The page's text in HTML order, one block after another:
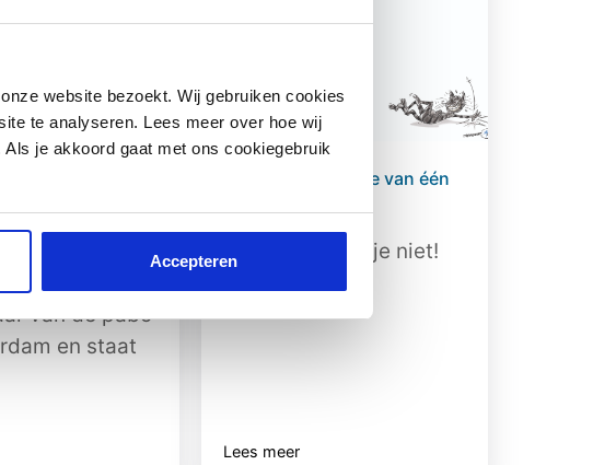
website bezoekt. Wij gebruiken cookies
te analyseren. Lees meer over hoe wij
je akkoord gaat met ons cookiegebruik
Accepteren
– en toch
van de pabo
en staat
Soms lijkt de liefde van één
kant te komen…
Allergieën kies je niet!
Lees meer